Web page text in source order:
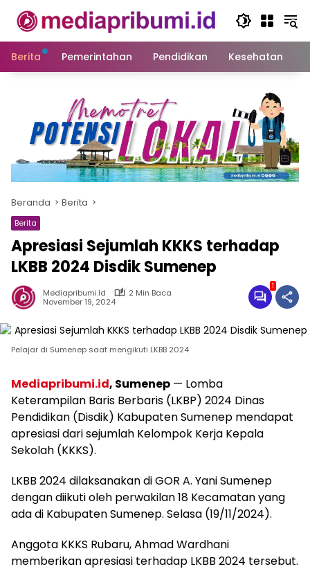
konten
Berita
Pemerintahan Pendidikan Kesehatan
Beranda Berita
Berita
Apresiasi Sejumlah KKKS terhadap
LKBB 2024 Disdik Sumenep
Mediapribumi.id
2 Min Baca
November 19, 2024
1
Pelajar di Sumenep saat mengikuti LKBB 2024
Mediapribumi.id, Sumenep — Lomba
Keterampilan Baris Berbaris (LKBP) 2024 Dinas
Pendidikan (Disdik) Kabupaten Sumenep mendapat
apresiasi dari sejumlah Kelompok Kerja Kepala
Sekolah (KKKS).
LKBB 2024 dilaksanakan di GOR A. Yani Sumenep
dengan diikuti oleh perwakilan 18 Kecamatan yang
ada di Kabupaten Sumenep. Selasa (19/11/2024).
Anggota KKKS Rubaru, Ahmad Wardhani
memberikan apresiasi terhadap LKBB 2024 tersebut.